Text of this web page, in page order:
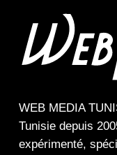
WEB MEDIA
Tunisie depuis
expérimenté,